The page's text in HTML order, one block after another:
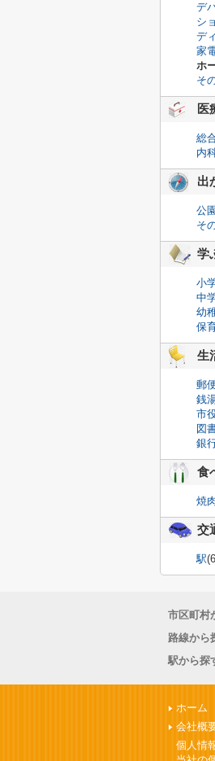
デ
シ
デ
家
ホ
そ
医
総
内
出
公園
そ
学
小
中
幼
保
生
郵
銭
市
図
銀
食
焼
交
駅
市区町村
路線から
駅から探
ホーム
会社概
個人情